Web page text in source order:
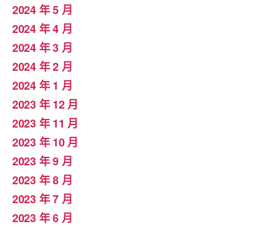
2024 年 5 月
2024 年 4 月
2024 年 3 月
2024 年 2 月
2024 年 1 月
2023 年 12 月
2023 年 11 月
2023 年 10 月
2023 年 9 月
2023 年 8 月
2023 年 7 月
2023 年 6 月